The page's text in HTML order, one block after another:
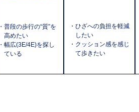
・普段の歩行の“質”を
高めたい
・幅広(3E/4E)を探し
ている
・ひざへの負担を軽減
したい
・クッション感を感じ
て歩きたい